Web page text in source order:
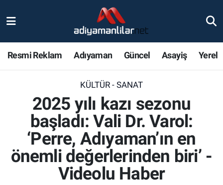
Resmi Reklam Adıyaman Güncel Asayiş Yerel
KÜLTÜR - SANAT
2025 yılı kazı sezonu
başladı: Vali Dr. Varol:
‘Perre, Adıyaman’ın en
önemli değerlerinden biri’ -
Videolu Haber
Magazin
Bölge Haberleri
Gündem
Nöbetçi Eczaneler
Adiyaman Namaz Vakitleri
Trafik Durumu
Süper Lig Puan Durumu ve Fikstür
Tüm Manşetler